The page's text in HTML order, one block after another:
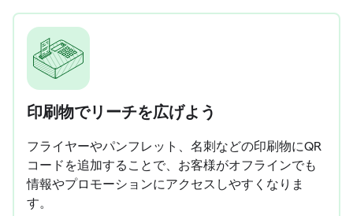
印刷物でリーチを広げよう
フライヤーやパンフレット、名刺などの印刷物にQR
コードを追加することで、お客様がオフラインでも
情報やプロモーションにアクセスしやすくなりま
す。